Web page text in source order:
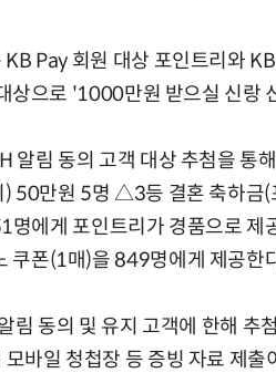
Pay 회원 대상 포인트리와
상으로 '1000만원 받으실 신랑
알림 동의 고객 대상 추첨을
50만원 5명 △3등 결혼 축하금
에게 포인트리가 경품으로 제
쿠폰(1매)을 849명에게 제공한
림 동의 및 유지 고객에 한해 추
바일 청첩장 등 증빙 자료 제출